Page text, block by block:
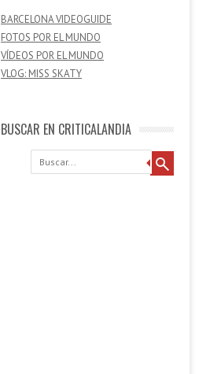
BARCELONA VIDEOGUIDE
FOTOS POR EL MUNDO
VÍDEOS POR EL MUNDO
VLOG: MISS SKATY
BUSCAR EN CRITICALANDIA
Buscar